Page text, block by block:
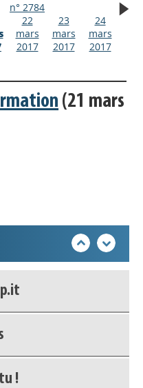
n° 2784
22
mars
2017
23
mars
2017
24
mars
2017
(21 mars
!